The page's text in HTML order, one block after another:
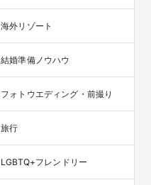
海外リゾート
結婚準備ノウハウ
フォトウエディング・前撮り
旅行
LGBTQ+フレンドリー